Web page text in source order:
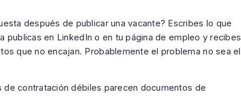
después de publicar una vacante? Escribes lo que
publicas en LinkedIn o en tu página de empleo y recibes
que no encajan. Probablemente el problema no sea el
de contratación débiles parecen documentos de